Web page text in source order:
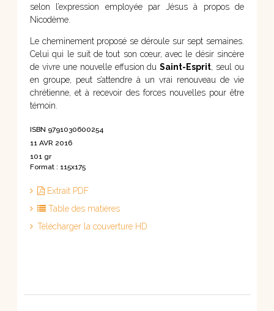
selon l’expression employée par Jésus à propos de
Nicodème.
Le cheminement proposé se déroule sur sept semaines.
Celui qui le suit de tout son cœur, avec le désir sincère
de vivre une nouvelle effusion duSaint-Esprit, seul ou
en groupe, peut s’attendre à un vrai renouveau de vie
chrétienne, et à recevoir des forces nouvelles pour être
témoin.
ISBN 9791030600254
11 AVR 2016
101 gr
Format : 115x175
Extrait PDF
Table des matières
Télécharger la couverture HD